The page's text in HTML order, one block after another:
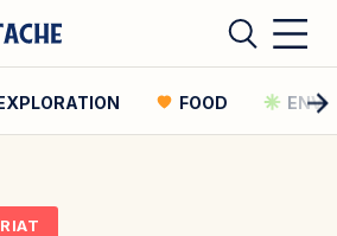
FOOD
nous vous aider ?